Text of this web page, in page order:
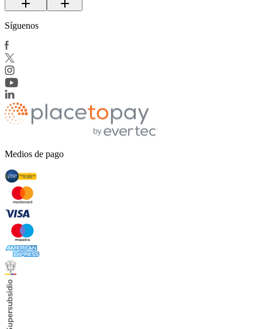
Síguenos
Medios de pago